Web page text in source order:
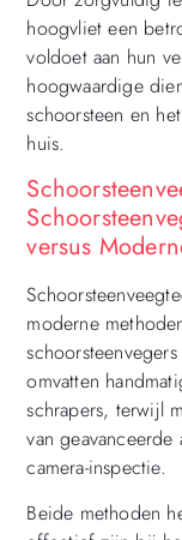
hoogvliet een
voldoet aan hun
hoogwaardige
schoorsteen en
huis.
versus
moderne
omvatten
schrapers, terwijl
van
camera-inspectie.
Beide methoden